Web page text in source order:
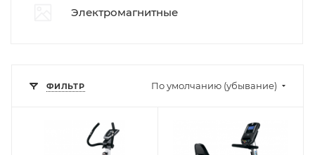
Электромагнитные
ФИЛЬТР По умолчанию (убывание)